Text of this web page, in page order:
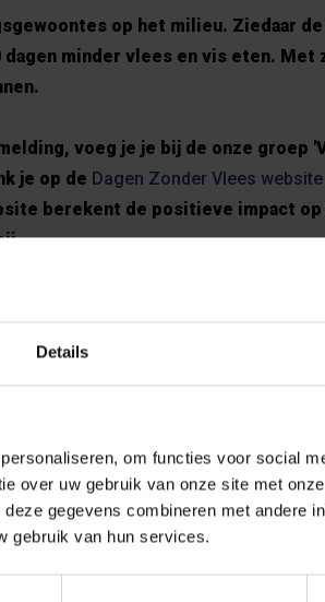
Details
om functies voor social
over uw gebruik van onze site met
gegevens combineren met andere
gebruik van hun services.
op het milieu. Ziedaar
minder vlees en vis eten. Met
voeg je je bij de onze groep
je op de Dagen Zonder Vlees website
berekent de positieve impact op
maar we zoeken nog steeds
je je aansluit, hoe groter je kans op een